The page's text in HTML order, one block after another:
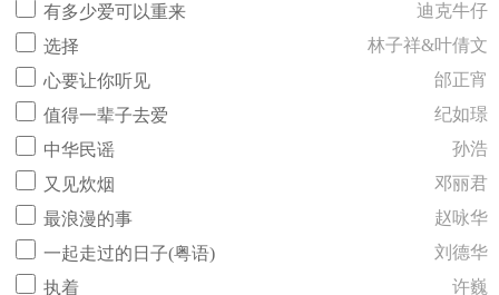
有多少爱可以重来
迪克牛仔
选择
林子祥&叶倩文
心要让你听见
邰正宵
值得一辈子去爱
纪如璟
中华民谣
孙浩
又见炊烟
邓丽君
最浪漫的事
赵咏华
一起走过的日子(粤语)
刘德华
执着
许巍